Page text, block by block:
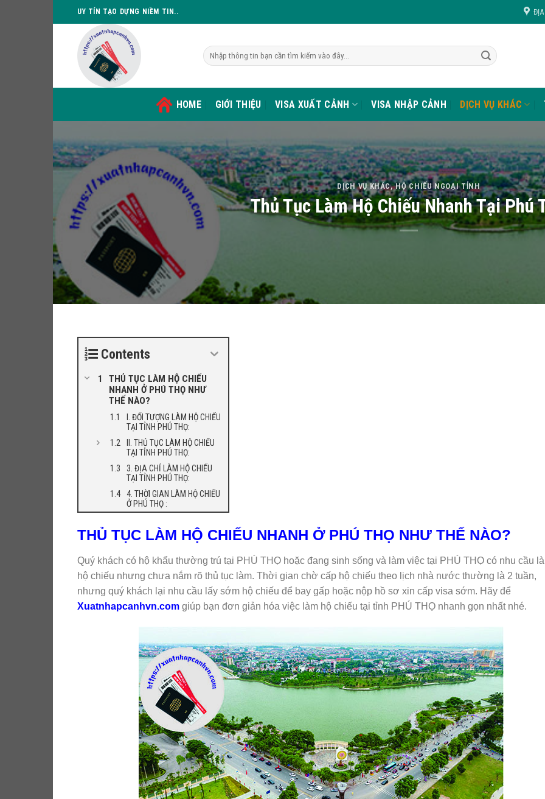
to
UY TÍN TẠO DỰNG NIỀM TIN..
HOME GIỚI THIỆU VISA XUẤT CẢNH VISA NHẬP CẢNH DỊCH VỤ KHÁC
DỊCH VỤ KHÁC,HỘ CHIẾU NGOẠI TỈNH
Thủ Tục Làm Hộ Chiếu Nhanh Tại Phú
Contents
THỦ TỤC LÀM HỘ CHIẾU
NHANH Ở PHÚ THỌ NHƯ
THẾ NÀO?
I. ĐỐI TƯỢNG LÀM HỘ CHIẾU
TẠI TỈNH PHÚ THỌ:
II. THỦ TỤC LÀM HỘ CHIẾU
TẠI TỈNH PHÚ THỌ:
3. ĐỊA CHỈ LÀM HỘ CHIẾU
TẠI TỈNH PHÚ THỌ:
4. THỜI GIAN LÀM HỘ CHIẾU
Ở PHÚ THỌ :
THỦ TỤC LÀM HỘ CHIẾU NHANH Ở PHÚ THỌ NHƯ THẾ NÀO?
Quý khách có hộ khẩu thường trú tại PHÚ THỌ hoặc đang sinh sống và làm việc tại PHÚ THỌ có nhu cầu
hộ chiếu nhưng chưa nắm rõ thủ tục làm. Thời gian chờ cấp hộ chiếu theo lịch nhà nước thường là 2 tuần,
nhưng quý khách lại nhu cầu lấy sớm hộ chiếu để bay gấp hoặc nộp hồ sơ xin cấp visa sớm. Hãy để
Xuatnhapcanhvn.com giúp bạn đơn giản hóa việc làm hộ chiếu tại tỉnh PHÚ THỌ nhanh gọn nhất nhé.